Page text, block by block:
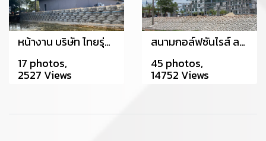
หน้างาน บริษัท ไทยรุ่งโรจน์ ซีฟู้ด จำกัด อ.ศรีราชา จ.ชลบุรี
17 photos,
2527 Views
สนามกอล์ฟซันไรส์ ลากูน
45 photos,
14752 Views